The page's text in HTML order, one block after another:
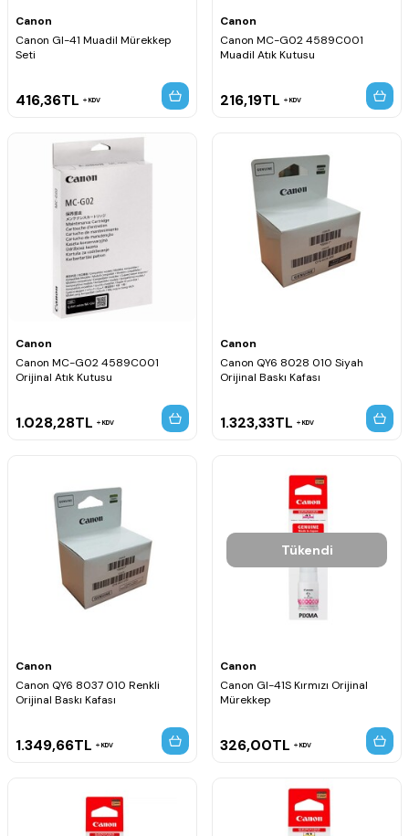
Canon
Canon GI-41 Muadil Mürekkep
Seti
416,36TL KDV
Canon
Canon MC-G02 4589C001
Muadil Atık Kutusu
216,19TL KDV
Canon
Canon MC-G02 4589C001
Orijinal Atık Kutusu
1.028,28TL KDV
Canon
Canon QY6 8028 010 Siyah
Orijinal Baskı Kafası
1.323,33TL KDV
Canon
Canon QY6 8037 010 Renkli
Orijinal Baskı Kafası
1.349,66TL KDV
Tükendi
Canon
Canon GI-41S Kırmızı Orijinal
Mürekkep
326,00TL KDV